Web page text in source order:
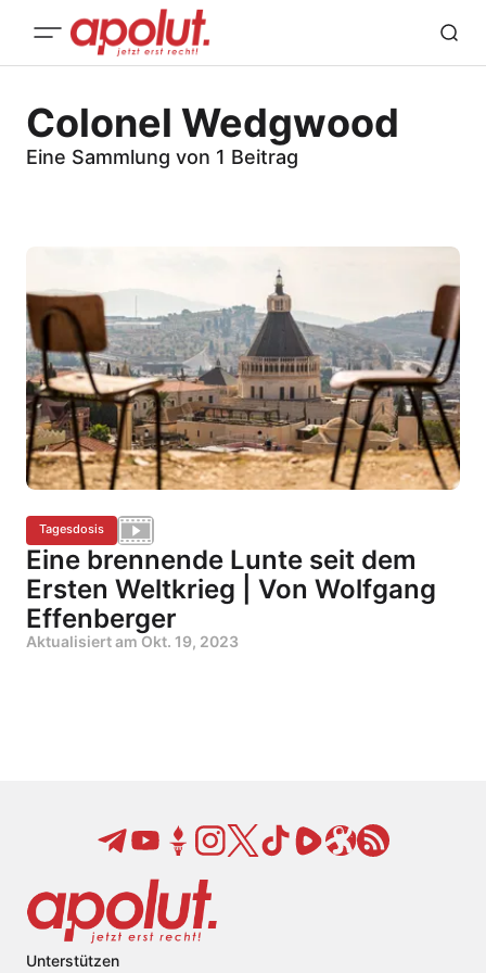
Colonel Wedgwood
Eine Sammlung von 1 Beitrag
Tagesdosis
Eine brennende Lunte seit dem
Ersten Weltkrieg | Von Wolfgang
Effenberger
Aktualisiert am Okt. 19, 2023
Unterstützen